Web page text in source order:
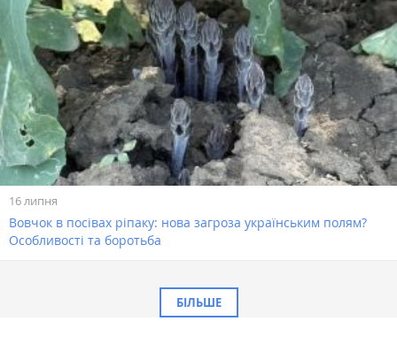
16 липня
Вовчок в посівах ріпаку: нова загроза українським полям?
Особливості та боротьба
БІЛЬШЕ